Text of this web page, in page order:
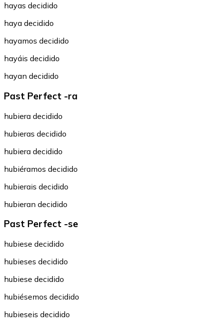
hayas decidido
haya decidido
hayamos decidido
hayáis decidido
hayan decidido
Past Perfect -ra
hubiera decidido
hubieras decidido
hubiera decidido
hubiéramos decidido
hubierais decidido
hubieran decidido
Past Perfect -se
hubiese decidido
hubieses decidido
hubiese decidido
hubiésemos decidido
hubieseis decidido